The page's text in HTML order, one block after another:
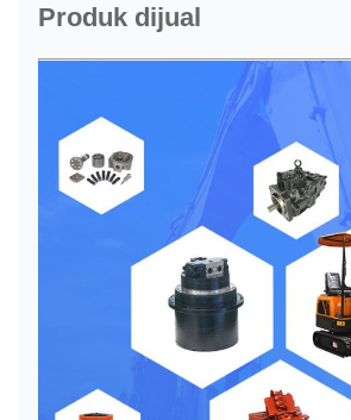
Produk dijual